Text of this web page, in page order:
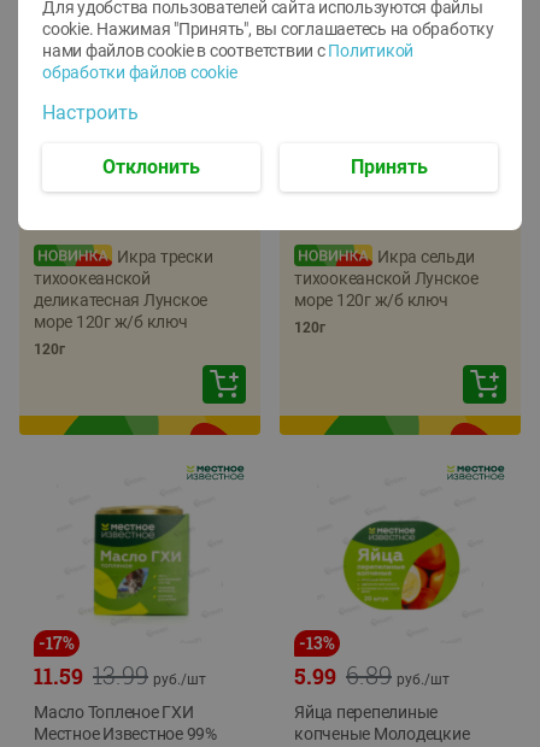
22%
Икра трески
тихоокеанской
деликатесная Лунское
море 120г ж/б ключ
120г
-17%
Икра сельди
тихоокеанской Лунское
море 120г ж/б ключ
120г
-17%
13.99
11.59 руб./шт
Масло Топленое ГХИ
Местное Известное 99%
-13%
6.89
5.99 руб./шт
Яйца перепелиные
копченые Молодецкие
Для удобства пользователей сайта используются файлы
cookie. Нажимая "Принять", вы соглашаетесь на обработку
нами файлов cookie в соответствии с Политикой
обработки файлов cookie
Настроить
Отклонить Принять